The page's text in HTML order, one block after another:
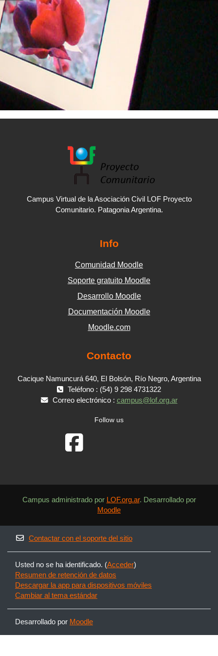
Campus Virtual de la Asociación Civil LOF Proyecto
Comunitario. Patagonia Argentina.
Info
Comunidad Moodle
Soporte gratuito Moodle
Desarrollo Moodle
Documentación Moodle
Moodle.com
Contacto
Cacique Namuncurá 640, El Bolsón, Río Negro, Argentina
Teléfono : (54) 9 298 4731322
Correo electrónico : campus@lof.org.ar
Follow us
Campus administrado por LOF.org.ar. Desarrollado por
Moodle
Contactar con el soporte del sitio
Usted no se ha identificado. (Acceder)
Resumen de retención de datos
Descargar la app para dispositivos móviles
Cambiar al tema estándar
Desarrollado por Moodle